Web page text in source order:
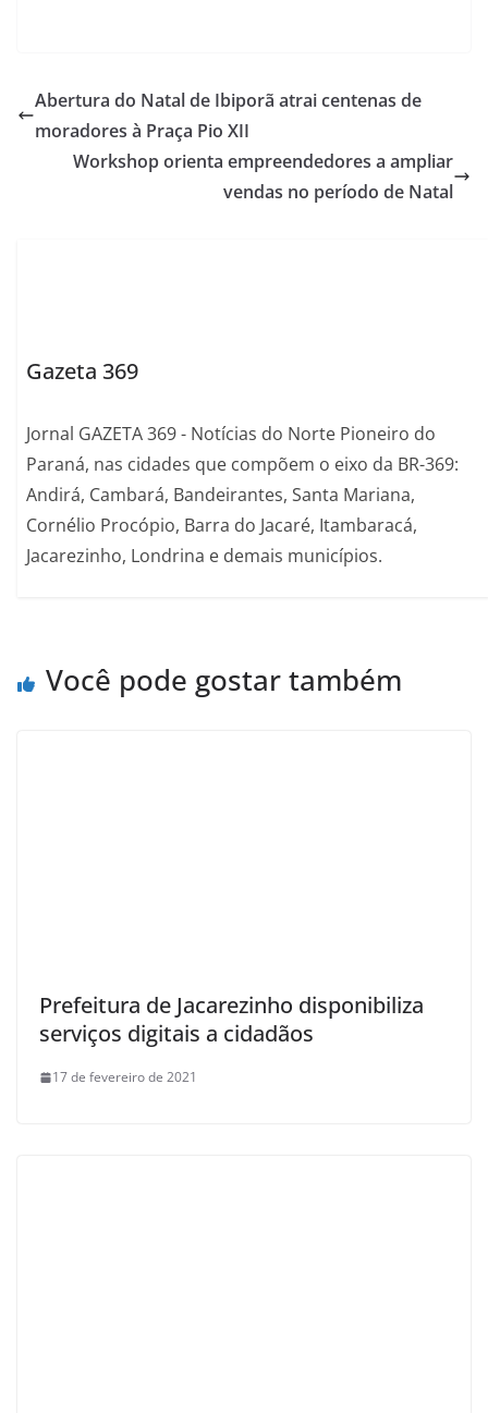
Abertura do Natal de Ibiporã atrai centenas de
moradores à Praça Pio XII
Workshop orienta empreendedores a ampliar
vendas no período de Natal
Gazeta 369
Jornal GAZETA 369 - Notícias do Norte Pioneiro do
Paraná, nas cidades que compõem o eixo da BR-369:
Andirá, Cambará, Bandeirantes, Santa Mariana,
Cornélio Procópio, Barra do Jacaré, Itambaracá,
Jacarezinho, Londrina e demais municípios.
Você pode gostar também
Prefeitura de Jacarezinho disponibiliza
serviços digitais a cidadãos
17 de fevereiro de 2021